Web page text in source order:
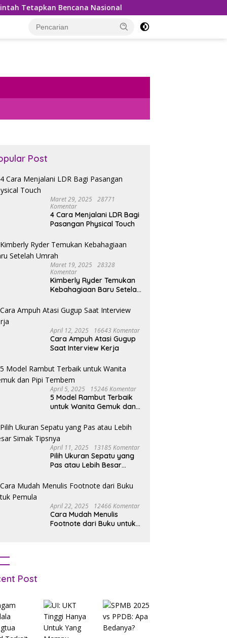
Nasional Bea Cukai Gagalkan Penyelundupan
Post
Maret 29, 2025
28771
Komentar
4 Cara Menjalani LDR Bagi
Pasangan Physical Touch
Maret 19, 2025
28328
Komentar
Kimberly Ryder Temukan
Kebahagiaan Baru Setelah
April 12, 2025 16643 Komentar
Cara Ampuh Atasi Gugup
Saat Interview Kerja
April 5, 2025 15246 Komentar
5 Model Rambut Terbaik
untuk Wanita Gemuk dan
April 11, 2025 13185 Komentar
Pilih Ukuran Sepatu yang
Pas atau Lebih Besar
April 22, 2025 12466 Komentar
Cara Mudah Menulis
Footnote dari Buku untuk
Post